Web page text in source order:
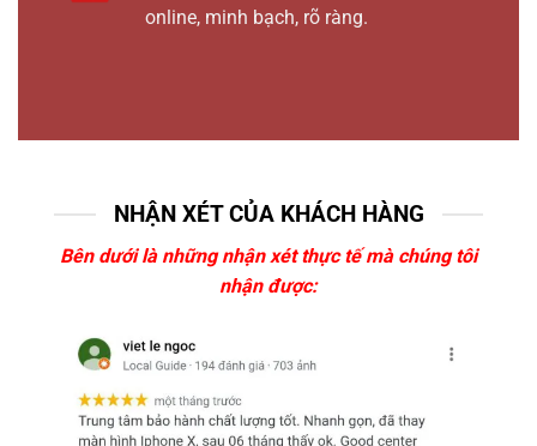
online, minh bạch, rõ ràng.
NHẬN XÉT CỦA KHÁCH HÀNG
Bên dưới là những nhận xét thực tế mà chúng tôi
nhận được: